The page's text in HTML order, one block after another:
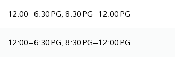
12:00–6:30 PG, 8:30 PG–12:00 PG
12:00–6:30 PG, 8:30 PG–12:00 PG